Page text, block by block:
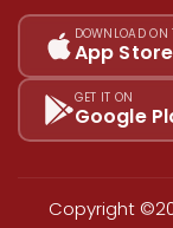
Nos tarifs
Plan du site
DOWNLOAD ON
App Store
GET IT ON
Google
Copyright